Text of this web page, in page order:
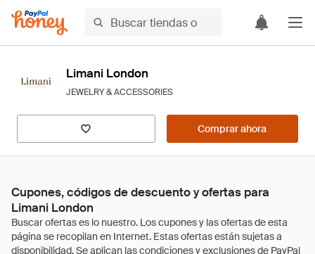
Limani London
JEWELRY & ACCESSORIES
Comprar ahora
Cupones, códigos de descuento y ofertas para
Limani London